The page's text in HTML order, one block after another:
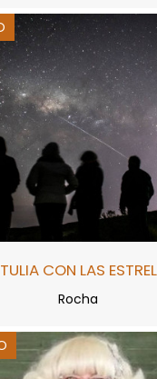
CON LAS
Rocha